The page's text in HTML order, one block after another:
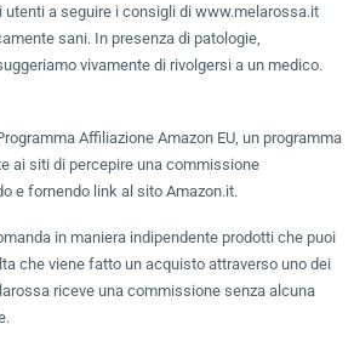
a seguire i consigli di www.melarossa.it
sani. In presenza di patologie,
vivamente di rivolgersi a un medico.
Affiliazione Amazon EU, un programma
ai siti di percepire una commissione
e fornendo link al sito Amazon.it.
in maniera indipendente prodotti che puoi
che viene fatto un acquisto attraverso uno dei
riceve una commissione senza alcuna